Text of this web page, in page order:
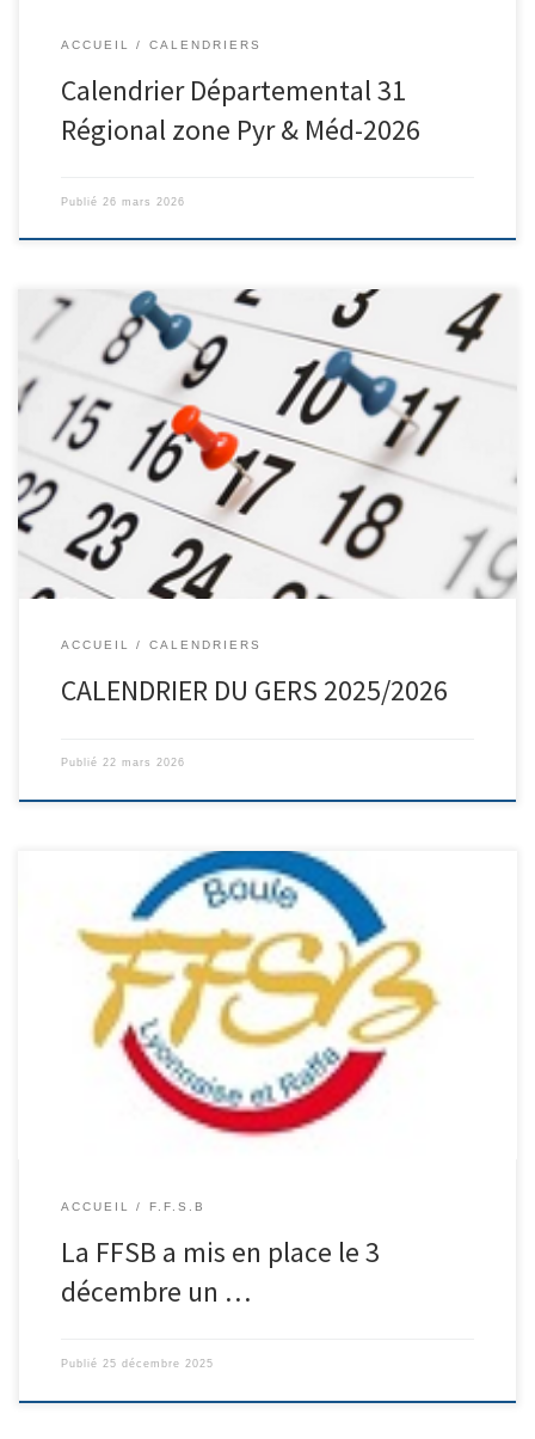
ACCUEIL CALENDRIERS
Calendrier Départemental 31
Régional zone Pyr & Méd-2026
Publié 26 mars 2026
ACCUEIL CALENDRIERS
CALENDRIER DU GERS 2025/2026
Publié 22 mars 2026
La FFSB a mis en place le 3 décembre un nouveau logiciel ( qui
remplace Bouly) pour la gestion des licenciés, des clubs et des
compétitions. La mise en place de ce nouveau système rencontre
pas mal de difficultés et nous vous demandons de la patience
avant que tous les […]
ACCUEIL F.F.S.B
La FFSB a mis en place le 3
décembre un …
Publié 25 décembre 2025